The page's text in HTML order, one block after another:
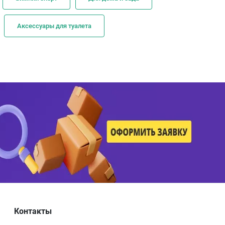
Аксессуары для туалета
Контакты